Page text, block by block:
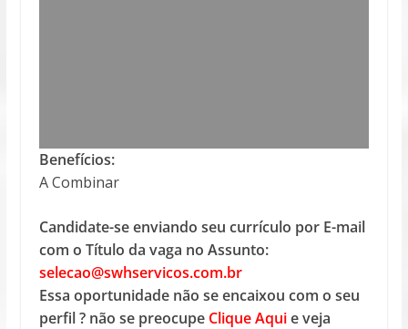
Benefícios:
A Combinar
Candidate-se enviando seu currículo por E-mail
com o Título da vaga no Assunto:
selecao@swhservicos.com.br
Essa oportunidade não se encaixou com o seu
perfil ? não se preocupeClique Aquie veja